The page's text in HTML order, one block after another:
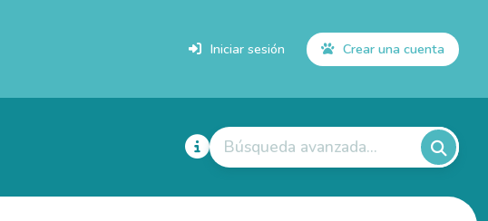
Iniciar sesión Crear una cuenta
Búsqueda avanzada...